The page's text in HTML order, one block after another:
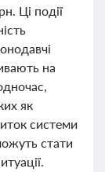
Ці події
на
як
системи
стати